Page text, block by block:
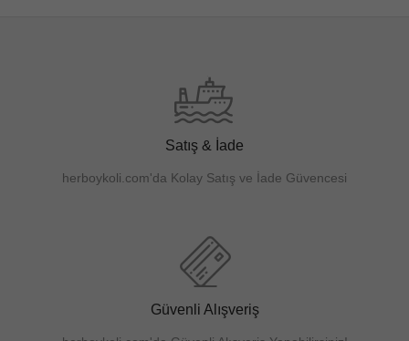
Satış & İade
herboykoli.com'da Kolay Satış ve İade Güvencesi
Güvenli Alışveriş